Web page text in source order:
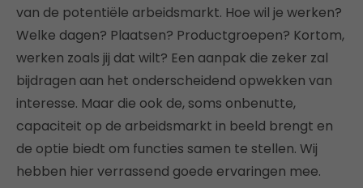
van de potentiële arbeidsmarkt. Hoe wil je werken?
Welke dagen? Plaatsen? Productgroepen? Kortom,
werken zoals jij dat wilt? Een aanpak die zeker zal
bijdragen aan het onderscheidend opwekken van
interesse. Maar die ook de, soms onbenutte,
capaciteit op de arbeidsmarkt in beeld brengt en
de optie biedt om functies samen te stellen. Wij
hebben hier verrassend goede ervaringen mee.